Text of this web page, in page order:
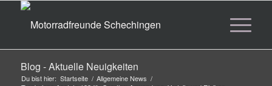
Blog - Aktuelle Neuigkeiten
Du bist hier: Startseite / Allgemeine News /